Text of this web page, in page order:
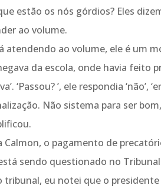
estão os nós górdios? Eles
ao volume.
atendendo ao volume, ele é um
da escola, onde havia feito
‘Passou? ’, ele respondia
Não sistema para ser
Calmon, o pagamento de
sendo questionado no
tribunal, eu notei que o